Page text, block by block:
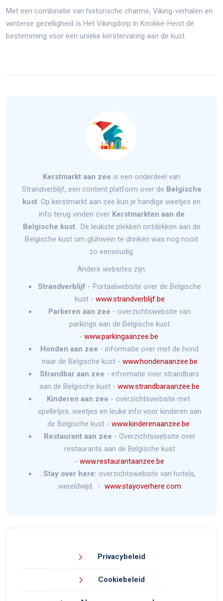
Met een combinatie van historische charme, Viking-verhalen en
winterse gezelligheid is Het Vikingdorp in Knokke-Heist dé
bestemming voor een unieke kerstervaring aan de kust.
Kerstmarkt aan zee is een onderdeel van
Strandverblijf, een content platform over de Belgische
kust. Op kerstmarkt aan zee kun je handige weetjes en
info terug vinden over Kerstmarkten aan de
Belgische kust. De leukste plekken ontdekken aan de
Belgische kust om glühwein te drinken was nog nooit
zo eenvoudig.
Andere websites zijn:
Strandverblijf - Portaalwebsite over de Belgische
kust - www.strandverblijf.be
Parkeren aan zee - overzichtswebsite van
parkings aan de Belgische kust
- www.parkingaanzee.be
Honden aan zee - informatie over met de hond
naar de Belgische kust - www.hondenaanzee.be
Strandbar aan zee - informatie over strandbars
aan de Belgische kust - www.strandbaraanzee.be
Kinderen aan zee - overzichtswebsite met
spelletjes, weetjes en leuke info voor kinderen aan
de Belgische kust - www.kinderenaanzee.be
Restaurant aan zee - Overzichtswebsite over
restaurants aan de Belgische kust
- www.restaurantaanzee.be
Stay over here: overzichtswebsite van hotels,
wereldwijd. - www.stayoverhere.com
Privacybeleid
Cookiebeleid